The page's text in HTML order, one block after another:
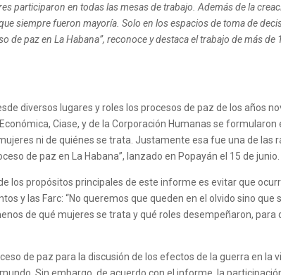
participaron en todas las mesas de trabajo. Además de la
siempre fueron mayoría. Solo en los espacios de toma de
paz en La Habana”, reconoce y destaca el trabajo de más
diversos lugares y roles los procesos de paz de los años
Ciase, y de la Corporación Humanas se
ni de quiénes se trata. Justamente esa fue una de las
de paz en La Habana”, lanzado en Popayán el 15 de junio.
los propósitos principales de este informe es evitar que
y las Farc: “No queremos que queden en el olvido sino que
de qué mujeres se trata y qué roles desempeñaron, para
de paz para la discusión de los efectos de la guerra en la